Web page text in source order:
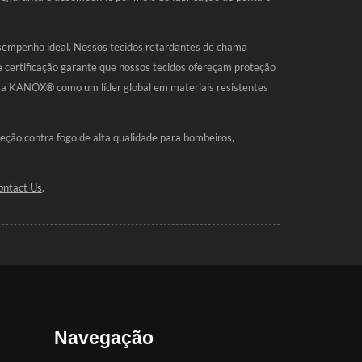
ideal. Nossos tecidos retardantes de chama
garante que nossos tecidos ofereçam proteção
KANOX® como um líder global em materiais resistentes
contra fogo de alta qualidade para bombeiros,
Us.
Navegação